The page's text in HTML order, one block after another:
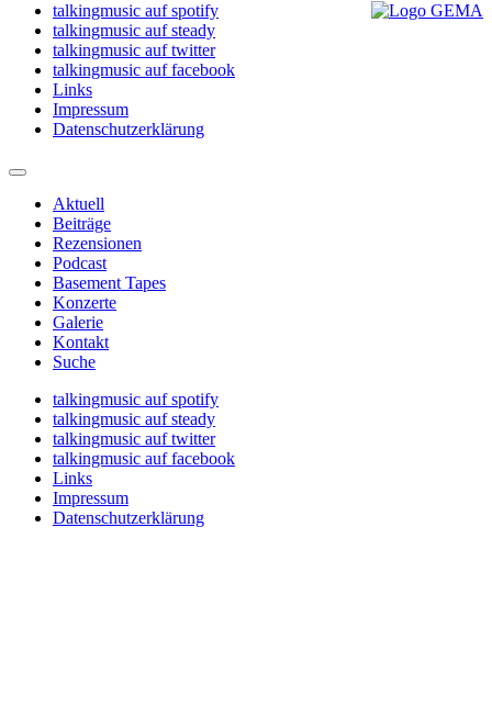
talkingmusic auf spotify
talkingmusic auf steady
talkingmusic auf twitter
talkingmusic auf facebook
Links
Impressum
Datenschutzerklärung
Aktuell
Beiträge
Rezensionen
Podcast
Basement Tapes
Konzerte
Galerie
Kontakt
Suche
talkingmusic auf spotify
talkingmusic auf steady
talkingmusic auf twitter
talkingmusic auf facebook
Links
Impressum
Datenschutzerklärung